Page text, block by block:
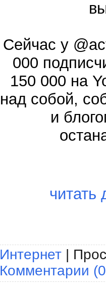
Сейчас у
000
150 000 на
над собой,
и
читать
Интернет |
Комментарии